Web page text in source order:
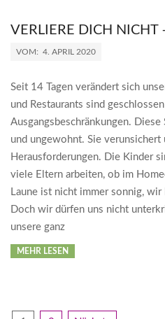
VERLIERE DICH NICHT
2020-
04
VOM: 4. APRIL 2020
Seit 14 Tagen verändert sich
und Restaurants sind
Ausgangsbeschränkungen.
und ungewohnt. Sie
Herausforderungen. Die Kinder
viele Eltern arbeiten, ob im
Laune ist nicht immer sonnig, wir
Doch wir dürfen uns nicht
unsere ganz
MEHR LESEN